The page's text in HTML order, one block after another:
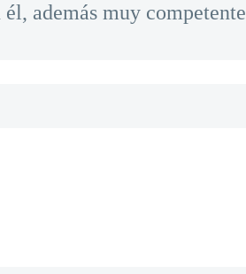
además muy